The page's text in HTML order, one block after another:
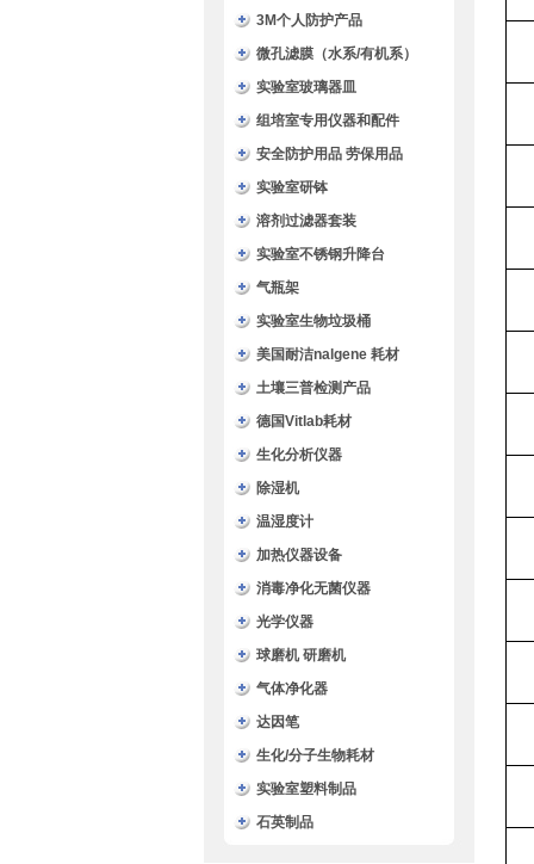
3M个人防护产品
微孔滤膜（水系/有机系）
实验室玻璃器皿
组培室专用仪器和配件
安全防护用品 劳保用品
实验室研钵
溶剂过滤器套装
实验室不锈钢升降台
气瓶架
实验室生物垃圾桶
美国耐洁nalgene 耗材
土壤三普检测产品
德国Vitlab耗材
生化分析仪器
除湿机
温湿度计
加热仪器设备
消毒净化无菌仪器
光学仪器
球磨机 研磨机
气体净化器
达因笔
生化/分子生物耗材
实验室塑料制品
石英制品